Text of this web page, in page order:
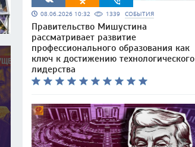
08.06.2026 10:32 1339 СОБЫТИЯ
Правительство Мишустина
рассматривает развитие
профессионального образования как
ключ к достижению технологического
лидерства